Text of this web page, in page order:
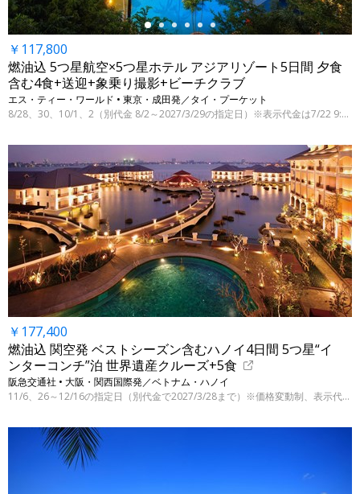
￥117,800
燃油込 5つ星航空×5つ星ホテル アジアリゾート5日間 夕食
含む4食+送迎+象乗り撮影+ビーチクラブ
エス・ティー・ワールド • 東京・成田発／タイ・プーケット
8/28、30、10/1、2（別代金 8/2～2027/3/29の指定日）※表示代金は7/22 9:00時点
￥177,400
燃油込 関空発 ベストシーズン含むハノイ4日間 5つ星“イ
ンターコンチ”泊 世界遺産クルーズ+5食
阪急交通社 • 大阪・関西国際発／ベトナム・ハノイ
11/6、26～12/16の指定日（別代金で2027/3/28まで）※価格変動制、表示代金は7/28 9:00時点